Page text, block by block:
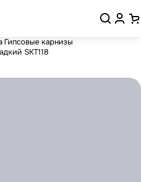
Гипсовые карнизы
SKT118